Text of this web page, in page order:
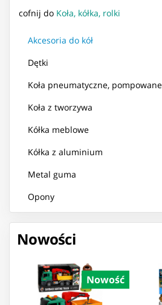
cofnij do Koła, kółka, rolki
Akcesoria do kół
Dętki
Koła pneumatyczne, pompowane
Koła z tworzywa
Kółka meblowe
Kółka z aluminium
Metal guma
Opony
Nowości
Nowość